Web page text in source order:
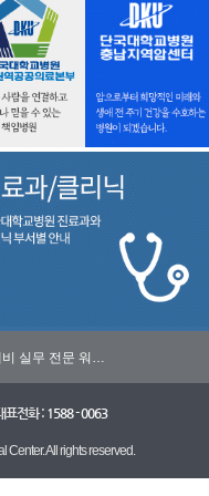
비 실무 전문 워…
표전화 : 1588 - 0063
All rights reserved.